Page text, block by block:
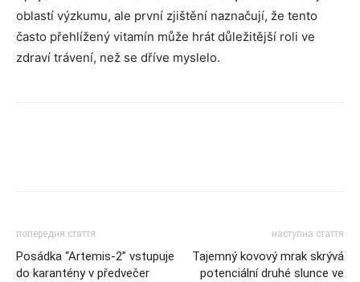
oblastí výzkumu, ale první zjištění naznačují, že tento
často přehlížený vitamín může hrát důležitější roli ve
zdraví trávení, než se dříve myslelo.
попередня стаття
Posádka “Artemis-2” vstupuje
do karantény v předvečer
наступна стаття
Tajemný kovový mrak skrývá
potenciální druhé slunce ve